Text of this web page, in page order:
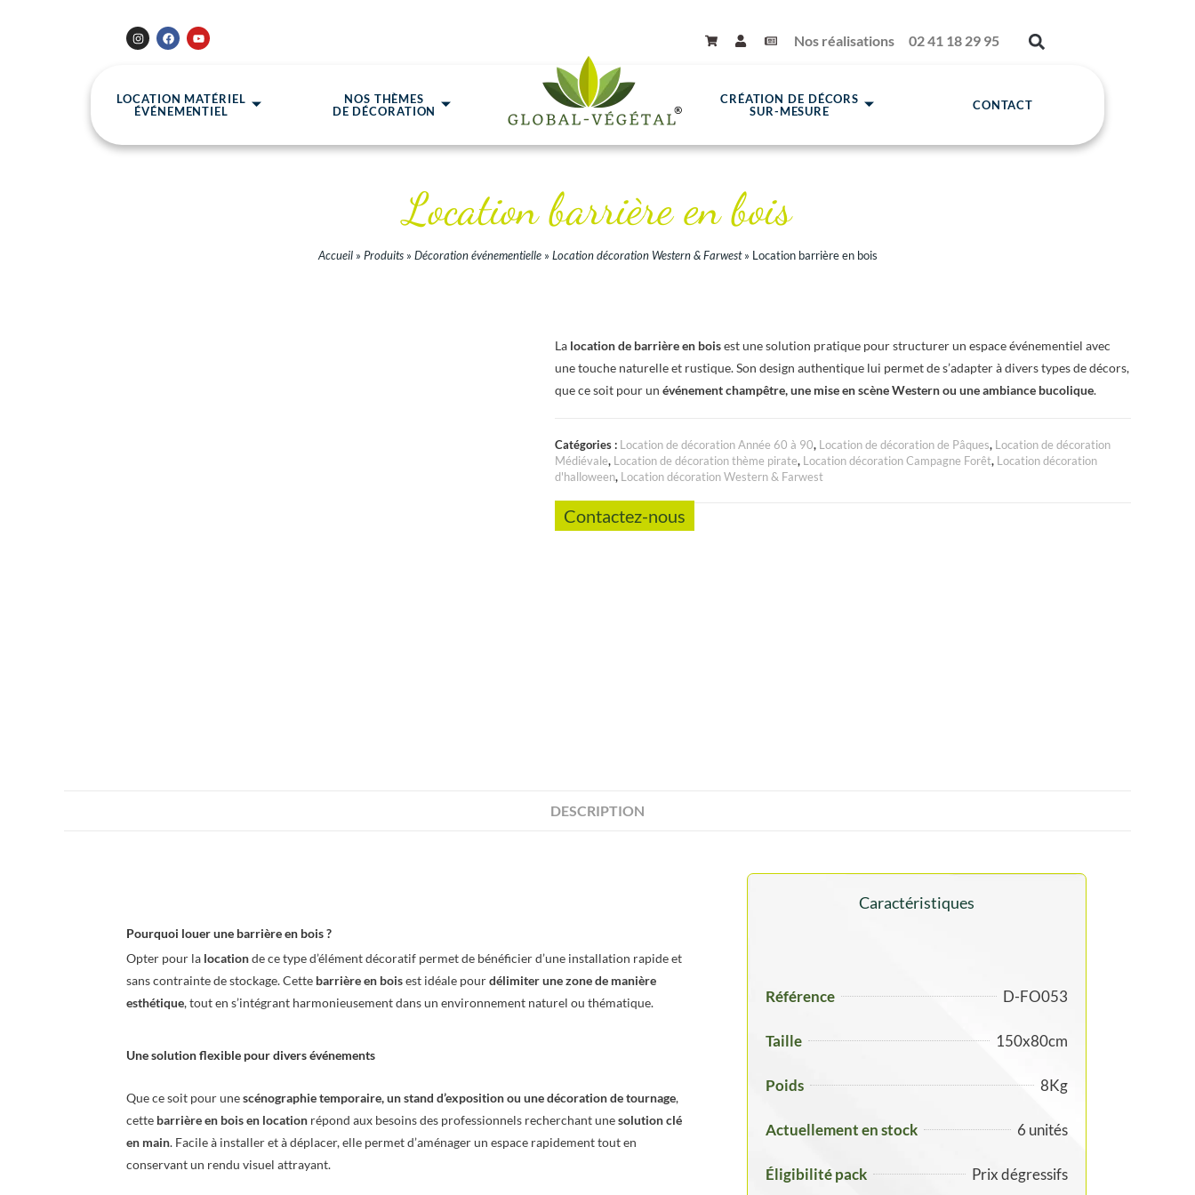
Nos réalisations 02 41 18 29 95
LOCATION MATÉRIEL
ÉVÉNEMENTIEL
NOS THÈMES
DE DÉCORATION
CRÉATION DE DÉCORS
SUR-MESURE
CONTACT
Location barrière en bois
Accueil» Produits» Décoration événementielle» Location décoration Western & Farwest» Location barrière en bois
La location de barrière en boisest une solution pratique pour structurer un espace événementiel avec
une touche naturelle et rustique. Son design authentique lui permet de s’adapter à divers types de décors,
que ce soit pour un événement champêtre, une mise en scène Western ou une ambiance bucolique.
Catégories : Location de décoration Année 60 à 90, Location de décoration de Pâques, Location de décoration
Médiévale, Location de décoration thème pirate, Location décoration Campagne Forêt, Location décoration
d'halloween, Location décoration Western & Farwest
Contactez-nous
DESCRIPTION
Pourquoi louer une barrière en bois ?
Opter pour la locationde ce type d’élément décoratif permet de bénéficier d’une installation rapide et
sans contrainte de stockage. Cette barrière en boisest idéale pourdélimiter une zone de manière
esthétique, tout en s’intégrant harmonieusement dans un environnement naturel ou thématique.
Une solution flexible pour divers événements
Que ce soit pour unescénographie temporaire, un stand d’exposition ou une décoration de tournage,
cette barrière en bois en location répond aux besoins des professionnels recherchant unesolution clé
en main. Facile à installer et à déplacer, elle permet d’aménager un espace rapidement tout en
conservant un rendu visuel attrayant.
Caractéristiques
Référence D-FO053
Taille 150x80cm
Poids 8Kg
Actuellement en stock 6 unités
Éligibilité pack Prix dégressifs